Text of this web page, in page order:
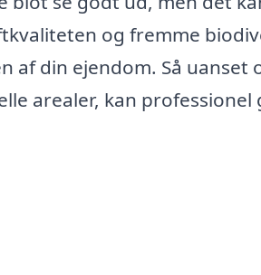
og fremme
din ejendom. Så uanset
arealer, kan